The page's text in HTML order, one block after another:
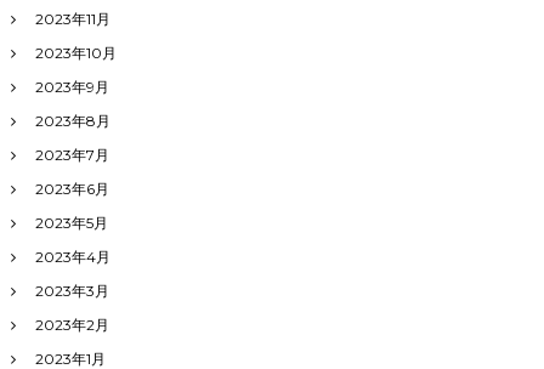
2023年11月
2023年10月
2023年9月
2023年8月
2023年7月
2023年6月
2023年5月
2023年4月
2023年3月
2023年2月
2023年1月